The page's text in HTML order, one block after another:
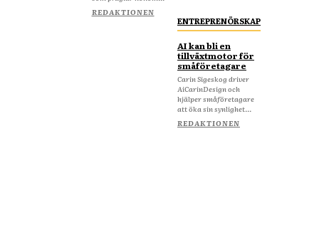
REDAKTIONEN
ENTREPRENÖRSKAP
AI kan bli en
tillväxtmotor för
småföretagare
Carin Sigeskog driver
AiCarinDesign och
hjälper småföretagare
att öka sin synlighet...
REDAKTIONEN